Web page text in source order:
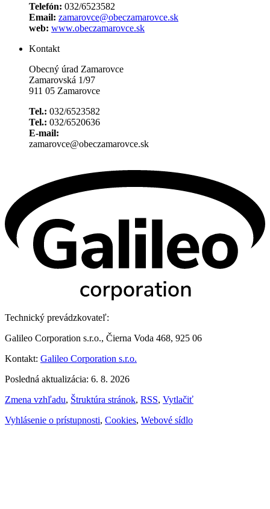
Telefón: 032/6523582
Email: zamarovce@obeczamarovce.sk
web: www.obeczamarovce.sk
Kontakt
Obecný úrad Zamarovce
Zamarovská 1/97
911 05 Zamarovce
Tel.: 032/6523582
Tel.: 032/6520636
E-mail:
zamarovce@obeczamarovce.sk
Technický prevádzkovateľ:
Galileo Corporation s.r.o., Čierna Voda 468, 925 06
Kontakt: Galileo Corporation s.r.o.
Posledná aktualizácia: 6. 8. 2026
Zmena vzhľadu, Štruktúra stránok, RSS, Vytlačiť
Vyhlásenie o prístupnosti, Cookies, Webové sídlo